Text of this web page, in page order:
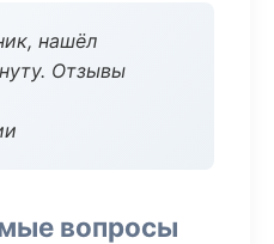
нашёл
Отзывы
вопросы